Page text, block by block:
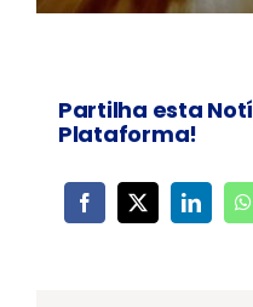
Partilha esta
Plataforma!